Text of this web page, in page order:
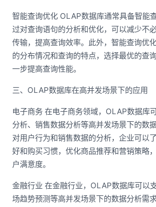
智能查询优化 OLAP数据库通常具备智能
过对查询语句的分析和优化，可以减少不
传输，提高查询效率。此外，智能查询优
的分布情况和查询的特点，选择最优的查
一步提高查询性能。
三、OLAP数据库在高并发场景下的应用
电子商务 在电子商务领域，OLAP数据库
分析、销售数据分析等高并发场景下的数
对用户行为和销售数据的分析，企业可以
好和购买习惯，优化商品推荐和营销策略
户满意度。
金融行业 在金融行业，OLAP数据库可以
场趋势预测等高并发场景下的数据分析需